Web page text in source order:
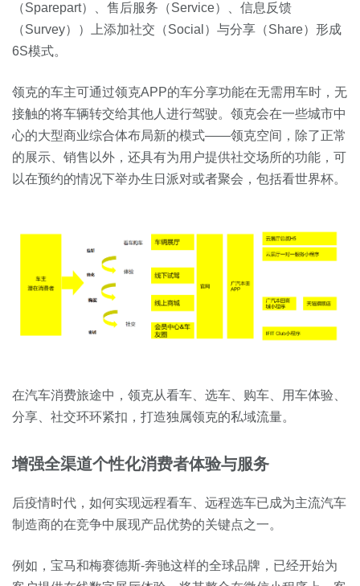
（Sparepart）、售后服务（Service）、信息反馈
（Survey））上添加社交（Social）与分享（Share）形成
6S模式。
领克的车主可通过领克APP的车分享功能在无需用车时，无
接触的将车辆转交给其他人进行驾驶。领克会在一些城市中
心的大型商业综合体布局新的模式——领克空间，除了正常
的展示、销售以外，还具有为用户提供社交场所的功能，可
以在预约的情况下举办生日派对或者聚会，包括看世界杯。
在汽车消费旅途中，领克从看车、选车、购车、用车体验、
分享、社交环环紧扣，打造独属领克的私域流量。
增强全渠道个性化消费者体验与服务
后疫情时代，如何实现远程看车、远程选车已成为主流汽车
制造商的在竞争中展现产品优势的关键点之一。
例如，宝马和梅赛德斯-奔驰这样的全球品牌，已经开始为